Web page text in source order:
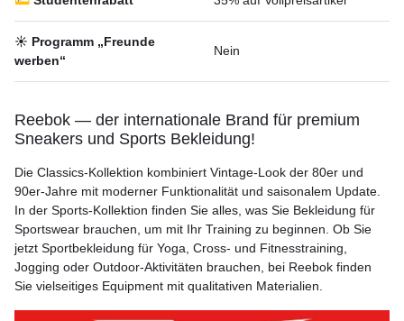
☀️ Programm „Freunde
werben“
Nein
Reebok — der internationale Brand für premium
Sneakers und Sports Bekleidung!
Die Classics-Kollektion kombiniert Vintage-Look der 80er und
90er-Jahre mit moderner Funktionalität und saisonalem Update.
In der Sports-Kollektion finden Sie alles, was Sie Bekleidung für
Sportswear brauchen, um mit Ihr Training zu beginnen. Ob Sie
jetzt Sportbekleidung für Yoga, Cross- und Fitnesstraining,
Jogging oder Outdoor-Aktivitäten brauchen, bei Reebok finden
Sie vielseitiges Equipment mit qualitativen Materialien.